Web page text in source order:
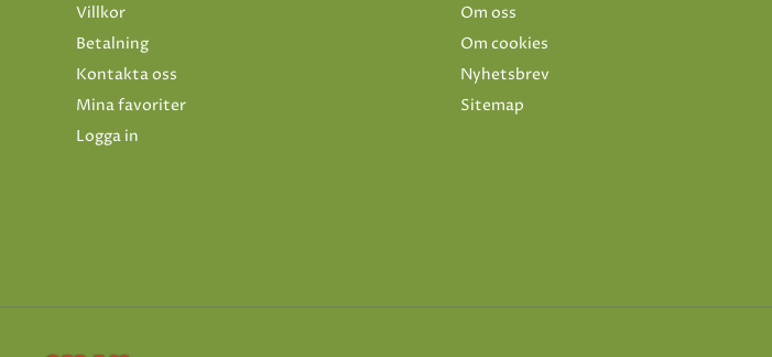
Villkor
Betalning
Kontakta oss
Mina favoriter
Logga in
Om oss
Om cookies
Nyhetsbrev
Sitemap